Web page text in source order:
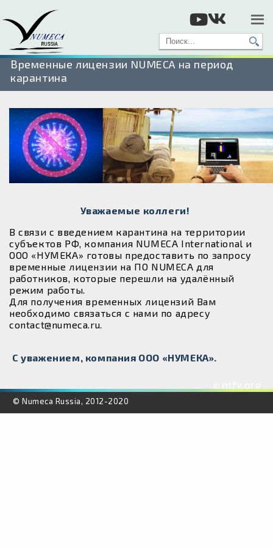
Временные лицензии NUMECA на период
карантина
Уважаемые коллеги!
В связи с введением карантина на территории
субъектов РФ, компания NUMECA International и
ООО «НУМЕКА» готовы предоставить по запросу
временные лицензии на ПО NUMECA для
работников, которые перешли на удалённый
режим работы.
Для получения временных лицензий Вам
необходимо связаться с нами по адресу
contact@numeca.ru.
С уважением, компания ООО «НУМЕКА».
© Numeca Russia, 2012-2020